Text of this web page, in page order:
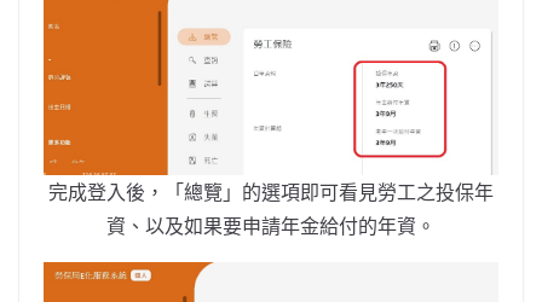
完成登入後，「總覽」的選項即可看見勞工之投保年
資、以及如果要申請年金給付的年資。